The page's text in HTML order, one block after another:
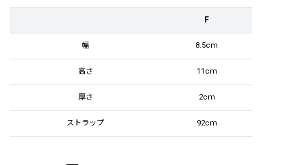
F
幅 8.5cm
高さ 11cm
厚さ 2cm
ストラップ 92cm